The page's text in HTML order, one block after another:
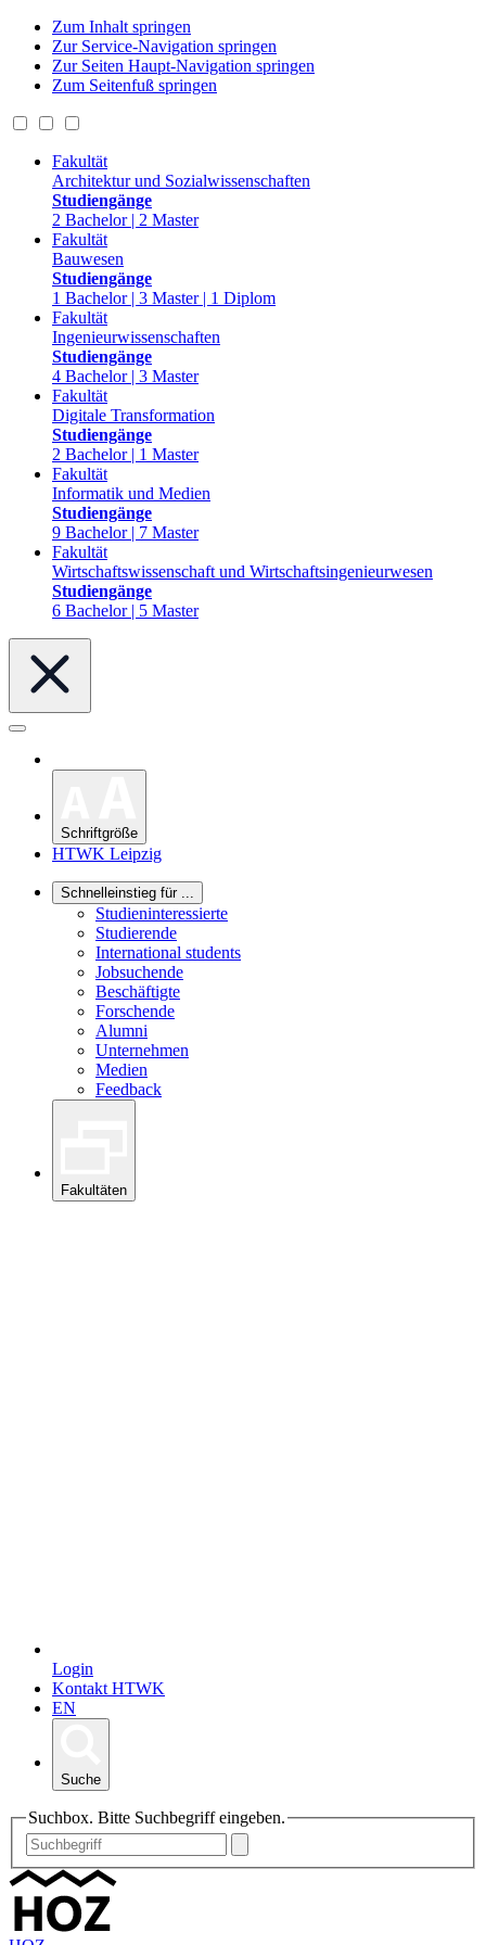
Zum Inhalt springen
Zur Service-Navigation springen
Zur Seiten Haupt-Navigation springen
Zum Seitenfuß springen
Fakultät
Architektur und Sozialwissenschaften
Studiengänge
2 Bachelor | 2 Master
Fakultät
Bauwesen
Studiengänge
1 Bachelor | 3 Master | 1 Diplom
Fakultät
Ingenieurwissenschaften
Studiengänge
4 Bachelor | 3 Master
Fakultät
Digitale Transformation
Studiengänge
2 Bachelor | 1 Master
Fakultät
Informatik und Medien
Studiengänge
9 Bachelor | 7 Master
Fakultät
Wirtschaftswissenschaft und Wirtschaftsingenieurwesen
Studiengänge
6 Bachelor | 5 Master
Schriftgröße
HTWK Leipzig
Schnelleinstieg für ...
Studieninteressierte
Studierende
International students
Jobsuchende
Beschäftigte
Forschende
Alumni
Unternehmen
Medien
Feedback
Fakultäten
Login
Kontakt HTWK
EN
Suche
Suchbox. Bitte Suchbegriff eingeben.